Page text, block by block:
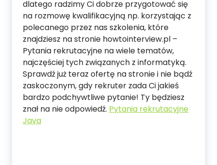
dlatego radzimy Ci dobrze przygotować się
na rozmowę kwalifikacyjną np. korzystając z
polecanego przez nas szkolenia, które
znajdziesz na stronie howtointerview.pl –
Pytania rekrutacyjne na wiele tematów,
najczęściej tych związanych z informatyką.
Sprawdź już teraz ofertę na stronie i nie bądź
zaskoczonym, gdy rekruter zada Ci jakieś
bardzo podchywtliwe pytanie! Ty będziesz
znał na nie odpowiedź. Pytania rekrutacyjne
Java